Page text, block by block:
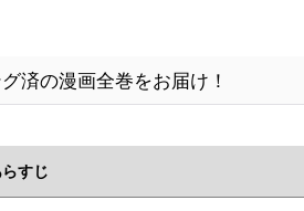
済の漫画全巻をお届け！
すじ